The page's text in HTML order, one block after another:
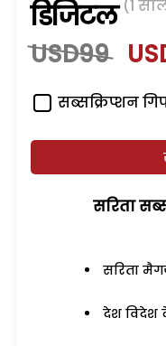
डिजिटल (1
USD99
सब्सक्रिप्शन
सरिता
सरिता
देश विदेश